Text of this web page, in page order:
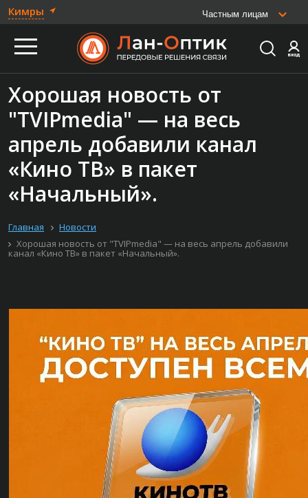
Кимры Частным лицам
Хорошая новость от
"TVIPmedia" — на весь
апрель добавили канал
«Кино ТВ» в пакет
«Начальный».
Главная
Новости
Хорошая новость от "TVIPmedia" — на весь апрель добавили
канал «Кино ТВ» в пакет «Начальный».